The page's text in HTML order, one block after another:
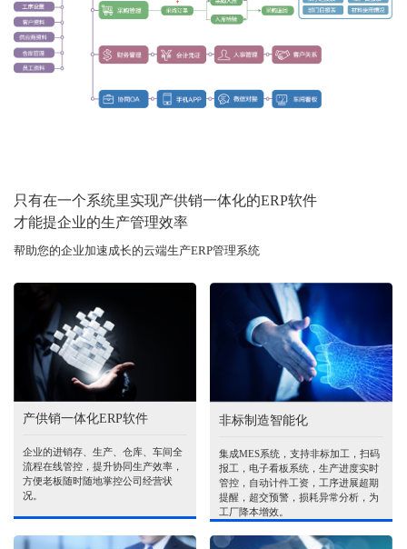
只有在一个系统里实现产供销一体化的ERP软件
才能提企业的生产管理效率
帮助您的企业加速成长的云端生产ERP管理系统
产供销一体化ERP软件
企业的进销存、生产、仓库、车间全
流程在线管控，提升协同生产效率，
方便老板随时随地掌控公司经营状
况。
非标制造智能化
集成MES系统，支持非标加工，扫码
报工，电子看板系统，生产进度实时
管控，自动计件工资，工序进展超期
提醒，超交预警，损耗异常分析，为
工厂降本增效。